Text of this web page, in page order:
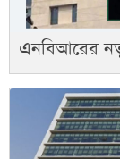
এনবিআরের